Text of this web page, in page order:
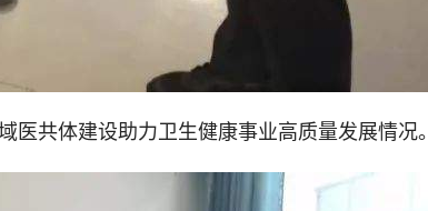
共体建设助力卫生健康事业高质量发展情况。